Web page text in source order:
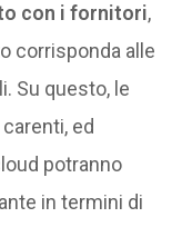
con i fornitori,
corrisponda alle
Su questo, le
ed
potranno
in termini di